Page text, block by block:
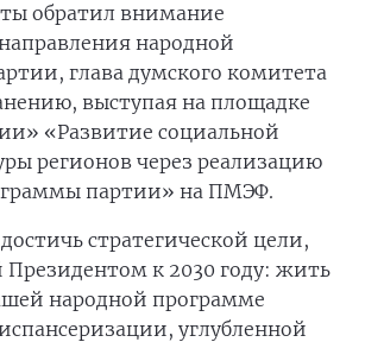
обратил внимание
народной
глава думского комитета
выступая на площадке
«Развитие социальной
регионов через реализацию
партии» на ПМЭФ.
стратегической цели,
Президентом к 2030 году: жить
народной программе
углубленной